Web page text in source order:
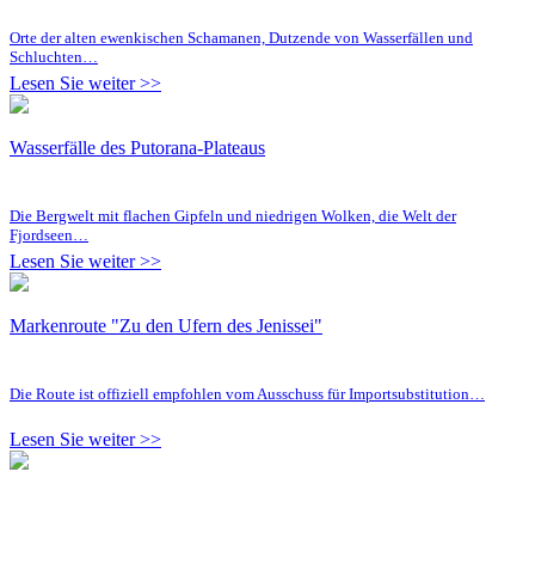
Orte der alten ewenkischen Schamanen, Dutzende von Wasserfällen und
Schluchten…
Lesen Sie weiter >>
Wasserfälle des Putorana-Plateaus
Die Bergwelt mit flachen Gipfeln und niedrigen Wolken, die Welt der
Fjordseen…
Lesen Sie weiter >>
Markenroute "Zu den Ufern des Jenissei"
Die Route ist offiziell empfohlen vom Ausschuss für Importsubstitution…
Lesen Sie weiter >>